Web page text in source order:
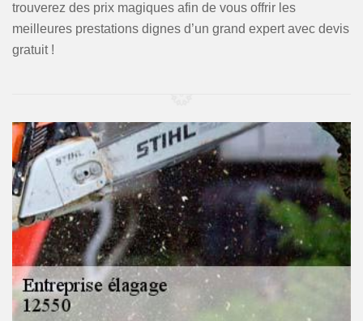
trouverez des prix magiques afin de vous offrir les
meilleures prestations dignes d’un grand expert avec devis
gratuit !